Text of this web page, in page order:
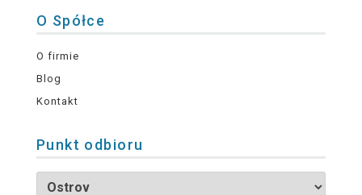
O Spółce
O firmie
Blog
Kontakt
Punkt odbioru